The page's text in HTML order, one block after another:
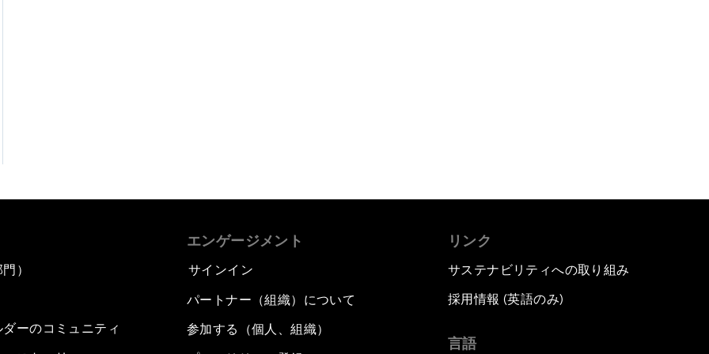
）
ーのコミュニティ
エンゲージメント
サインイン
パートナー（組織）について
参加する（個人、組織）
リンク
サステナビリティへの取り組み
採用情報 (英語のみ)
言語